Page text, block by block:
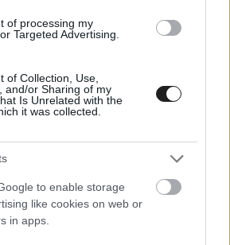
of processing my
Targeted Advertising.
of Collection, Use,
and/or Sharing of my
Is Unrelated with the
it was collected.
to enable storage
like cookies on web or
in apps.
amit nem hagyhattam
szereplő pályákon
világ legjobb fiatal pilótái